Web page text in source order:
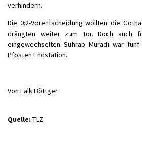
verhindern.
Die 0:2-Vorentscheidung wollten die
drängten weiter zum Tor. Doch auch
eingewechselten Suhrab Muradi war
Pfosten Endstation.
Von Falk Böttger
Quelle: TLZ